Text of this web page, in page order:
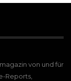
von und für
Reports,